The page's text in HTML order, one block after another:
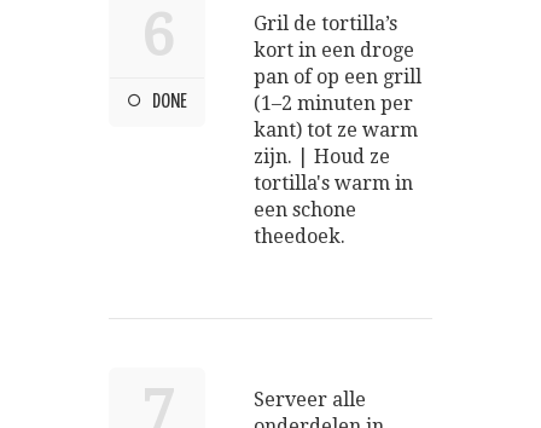
6
DONE
Gril de tortilla’s
kort in een droge
pan of op een grill
(1–2 minuten per
kant) tot ze warm
zijn. | Houd ze
tortilla's warm in
een schone
theedoek.
7
Serveer alle